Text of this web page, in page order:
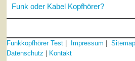
Funk oder Kabel Kopfhörer?
Funkkopfhörer Test Impressum |Sitemap
Datenschutz
Kontakt